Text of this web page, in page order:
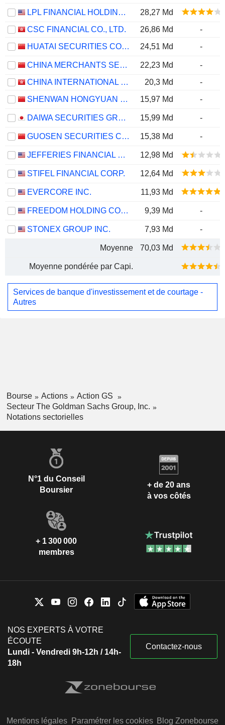
LPL FINANCIAL HOLDINGS INC.
28,27 Md
CSC FINANCIAL CO., LTD.
26,86 Md
-
HUATAI SECURITIES CO., LTD.
24,51 Md -
CHINA MERCHANTS SECURITIES CO., LTD. 22,23 Md
-
CHINA INTERNATIONAL CAPITAL CORPORATION LIMITED
20,3 Md
-
SHENWAN HONGYUAN GROUP CO., LTD.
15,97 Md -
DAIWA SECURITIES GROUP INC. 15,99 Md -
GUOSEN SECURITIES CO., LTD. 15,38 Md -
JEFFERIES FINANCIAL GROUP INC. 12,98 Md
STIFEL FINANCIAL CORP. 12,64 Md
EVERCORE INC. 11,93 Md
FREEDOM HOLDING CORP. 9,39 Md -
STONEX GROUP INC. 7,93 Md -
Moyenne 70,03 Md
Moyenne pondérée par Capi.
Services de banque d'investissement et de courtage -
Autres
Bourse Actions
Action GS
Secteur The Goldman Sachs Group, Inc.
Notations sectorielles
N°1 du Conseil
Boursier
+ de 20 ans
à vos côtés
+ 1 300 000
membres
NOS EXPERTS À VOTRE
ÉCOUTE
Lundi - Vendredi 9h-12h / 14h-
18h
Contactez-nous
Mentions légales Paramétrer les cookies Blog Zonebourse